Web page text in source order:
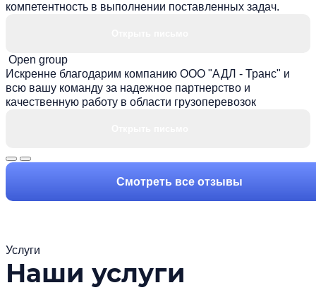
компетентность в выполнении поставленных задач.
Open group
Искренне благодарим компанию ООО "АДЛ - Транс" и
всю вашу команду за надежное партнерство и
качественную работу в области грузоперевозок
Смотреть все отзывы
Услуги
Наши услуги